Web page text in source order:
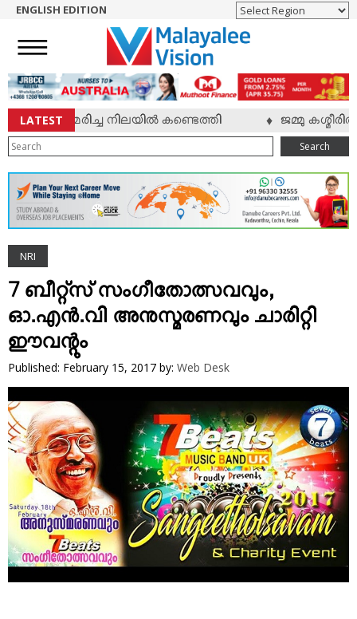
NEWS
ENGLISH
NRI
ENTERTAINMENT
MV SPECIAL
SPORTS
LIFESTYLE
TECH & AUTO
SOCIAL SPHERE
EDITORIAL
ARTS & LITERATURE
MAGAZINE
VIDEOS
YOUR SAY
COOKERY
KARSHAKAN
TOURS & TRAVEL
GREETINGS
CLASSIFIEDS
OBITUARY
ENGLISH EDITION
LATESTമരിച്ച നിലയില്‍ കണ്ടെത്തി ജമ്മു
Search
NRI
7 ബീറ്റ്സ് സംഗീതോത്സവവും,
ഓ.എന്‍.വി അനുസ്മരണവും ചാരിറ്റി
ഈവന്റും
Published: February 15, 2017 by: Web Desk